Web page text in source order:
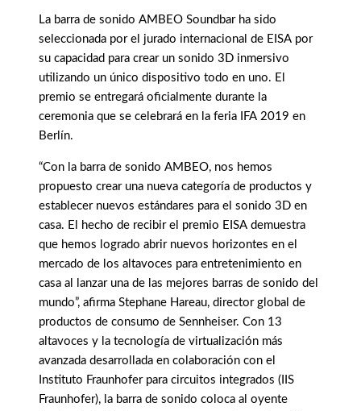
La barra de sonido AMBEO Soundbar ha sido
seleccionada por el jurado internacional de EISA por
su capacidad para crear un sonido 3D inmersivo
utilizando un único dispositivo todo en uno. El
premio se entregará oficialmente durante la
ceremonia que se celebrará en la feria IFA 2019 en
Berlín.
“Con la barra de sonido AMBEO, nos hemos
propuesto crear una nueva categoría de productos y
establecer nuevos estándares para el sonido 3D en
casa. El hecho de recibir el premio EISA demuestra
que hemos logrado abrir nuevos horizontes en el
mercado de los altavoces para entretenimiento en
casa al lanzar una de las mejores barras de sonido del
mundo”, afirma Stephane Hareau, director global de
productos de consumo de Sennheiser. Con 13
altavoces y la tecnología de virtualización más
avanzada desarrollada en colaboración con el
Instituto Fraunhofer para circuitos integrados (IIS
Fraunhofer), la barra de sonido coloca al oyente